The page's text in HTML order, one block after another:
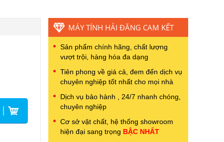
MÁY TÍNH HẢI ĐĂNG CAM KẾT
Sản phẩm chính hãng, chất lượng
vượt trội, hàng hóa đa dạng
Tiên phong về giá cả, đem đến dịch vụ
chuyên nghiệp tốt nhất cho mọi nhà
Dịch vụ bảo hành , 24/7 nhanh chóng,
chuyên nghiệp
Cơ sở vật chất, hệ thống showroom
hiện đại sang trọng BẬC NHẤT